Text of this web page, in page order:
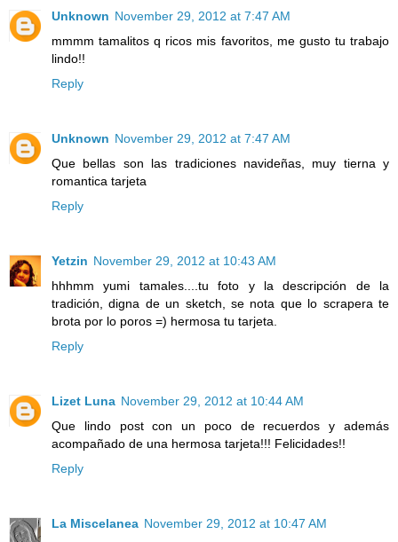
Unknown November 29, 2012 at 7:47 AM
mmmm tamalitos q ricos mis favoritos, me gusto tu trabajo
lindo!!
Reply
Unknown November 29, 2012 at 7:47 AM
Que bellas son las tradiciones navideñas, muy tierna y
romantica tarjeta
Reply
Yetzin November 29, 2012 at 10:43 AM
hhhmm yumi tamales....tu foto y la descripción de la
tradición, digna de un sketch, se nota que lo scrapera te
brota por lo poros =) hermosa tu tarjeta.
Reply
Lizet Luna November 29, 2012 at 10:44 AM
Que lindo post con un poco de recuerdos y además
acompañado de una hermosa tarjeta!!! Felicidades!!
Reply
La Miscelanea November 29, 2012 at 10:47 AM